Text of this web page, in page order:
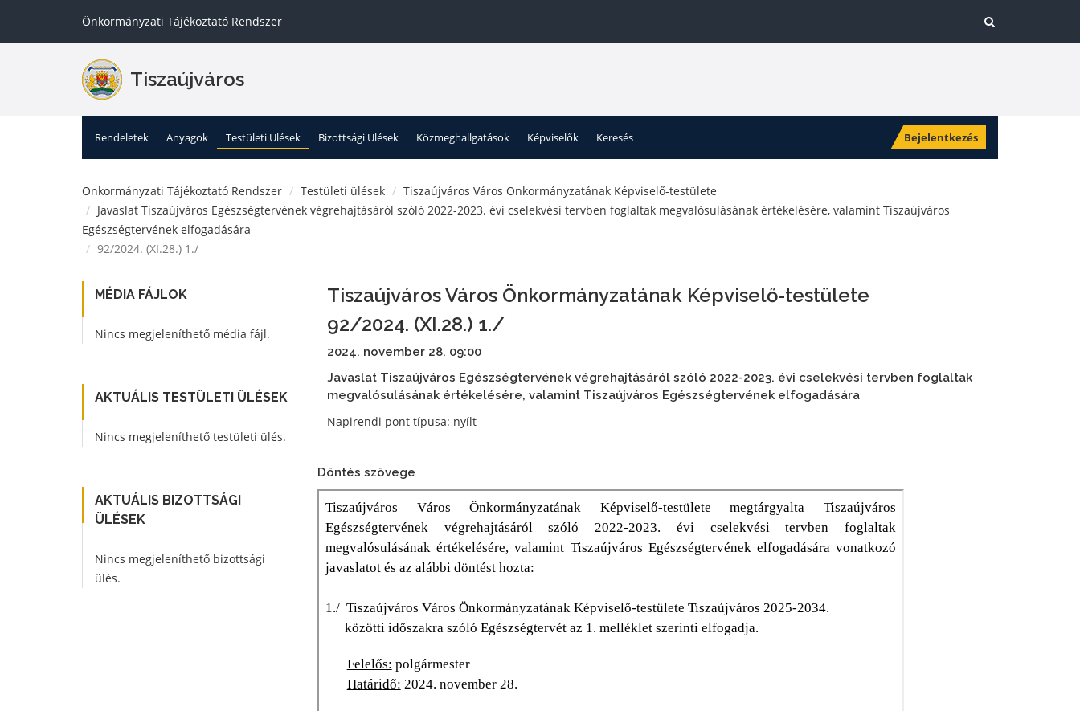
Önkormányzati Tájékoztató Rendszer
Tiszaújváros
Rendeletek Anyagok Testületi Ülések Bizottsági Ülések Közmeghallgatások Képviselők Keresés Bejelentkezés
Önkormányzati Tájékoztató Rendszer Testületi ülések
Tiszaújváros Város Önkormányzatának Képviselő-testülete
Javaslat Tiszaújváros Egészségtervének végrehajtásáról szóló 2022-2023. évi cselekvési tervben foglaltak megvalósulásának értékelésére, valamint Tiszaújváros
Egészségtervének elfogadására
92/2024. (XI.28.) 1./
MÉDIA FÁJLOK
Nincs megjeleníthető média fájl.
AKTUÁLIS TESTÜLETI ÜLÉSEK
Nincs megjeleníthető testületi ülés.
AKTUÁLIS BIZOTTSÁGI
ÜLÉSEK
Nincs megjeleníthető bizottsági
ülés.
Tiszaújváros Város Önkormányzatának Képviselő-testülete
92/2024. (XI.28.) 1./
2024. november 28. 09:00
Javaslat Tiszaújváros Egészségtervének végrehajtásáról szóló 2022-2023. évi cselekvési tervben foglaltak
megvalósulásának értékelésére, valamint Tiszaújváros Egészségtervének elfogadására
Napirendi pont típusa: nyílt
Döntés szövege